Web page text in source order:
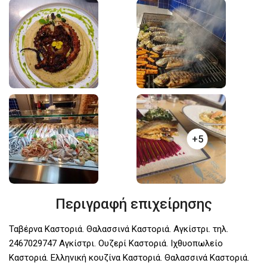
+5
Περιγραφή επιχείρησης
Ταβέρνα Καστοριά. Θαλασσινά Καστοριά. Αγκίστρι. τηλ.
2467029747 Αγκίστρι. Ουζερί Καστοριά. Ιχθυοπωλείο
Καστοριά. Ελληνική κουζίνα Καστοριά. Θαλασσινά Καστοριά.